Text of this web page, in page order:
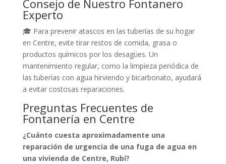
Consejo de Nuestro Fontanero
Experto
🎓 Para prevenir atascos en las tuberías de su hogar
en Centre, evite tirar restos de comida, grasa o
productos químicos por los desagües. Un
mantenimiento regular, como la limpieza periódica de
las tuberías con agua hirviendo y bicarbonato, ayudará
a evitar costosas reparaciones.
Preguntas Frecuentes de
Fontanería en Centre
¿Cuánto cuesta aproximadamente una
reparación de urgencia de una fuga de agua en
una vivienda de Centre, Rubí?